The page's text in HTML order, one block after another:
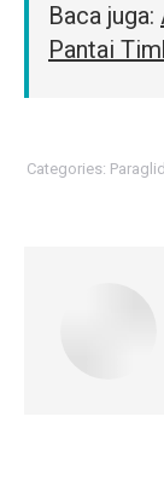
Baca juga:
Pantai
Categories: